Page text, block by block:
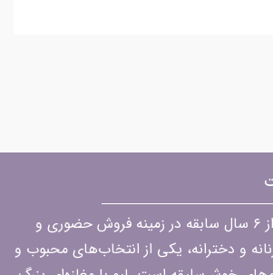
فروشگاه لیو با بیش از ۶ سال سابقه در زمینه فروش حضوری و
و دخترانه، یکی از انتخاب‌های محبوب و